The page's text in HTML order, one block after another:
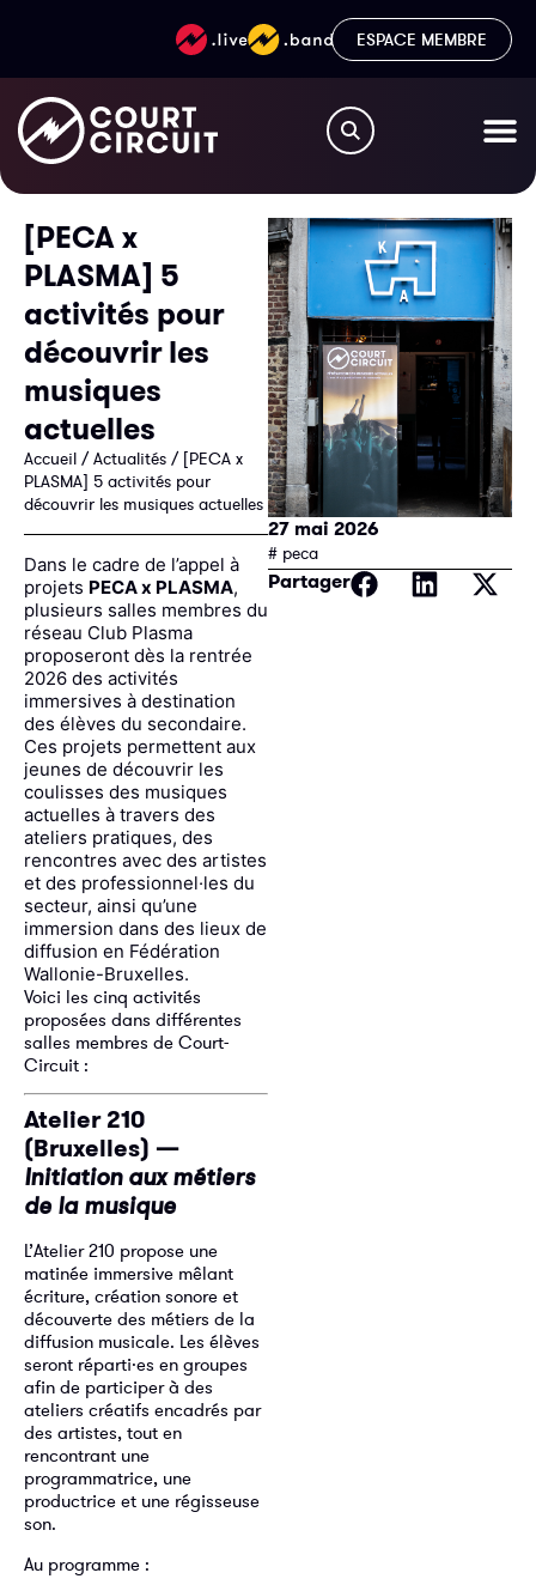
ESPACE MEMBRE
[PECA x
PLASMA] 5
activités pour
découvrir les
musiques
actuelles
Accueil /Actualités / [PECA x
PLASMA] 5 activités pour
découvrir les musiques actuelles
Dans le cadre de l’appel à
projets PECA x PLASMA,
plusieurs salles membres du
réseau Club Plasma
proposeront dès la rentrée
2026 des activités
immersives à destination
des élèves du secondaire.
Ces projets permettent aux
jeunes de découvrir les
coulisses des musiques
actuelles à travers des
ateliers pratiques, des
rencontres avec des artistes
et des professionnel·les du
secteur, ainsi qu’une
immersion dans des lieux de
diffusion en Fédération
Wallonie-Bruxelles.
Voici les cinq activités
proposées dans différentes
salles membres de Court-
Circuit :
Atelier 210
(Bruxelles) —
Initiation aux métiers
de la musique
L’Atelier 210 propose une
matinée immersive mêlant
écriture, création sonore et
découverte des métiers de la
diffusion musicale. Les élèves
seront réparti·es en groupes
afin de participer à des
ateliers créatifs encadrés par
des artistes, tout en
rencontrant une
programmatrice, une
productrice et une régisseuse
son.
Au programme :
27 mai 2026
# peca
Partager